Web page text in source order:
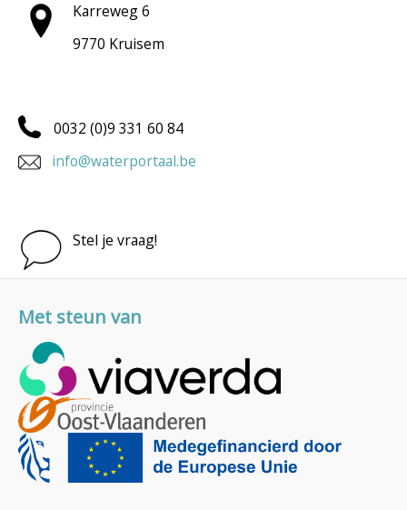
Karreweg 6
9770 Kruisem
0032 (0)9 331 60 84
info@waterportaal.be
Stel je vraag!
Met steun van